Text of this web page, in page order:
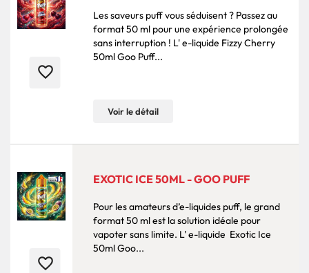
favorite_border
Les saveurs puff vous séduisent ? Passez au
format 50 ml pour une expérience prolongée
sans interruption ! L' e-liquide Fizzy Cherry
50ml Goo Puff...
Voir le détail
favorite_border
EXOTIC ICE 50ML - GOO PUFF
Pour les amateurs d’e-liquides puff, le grand
format 50 ml est la solution idéale pour
vapoter sans limite. L' e-liquide Exotic Ice
50ml Goo...